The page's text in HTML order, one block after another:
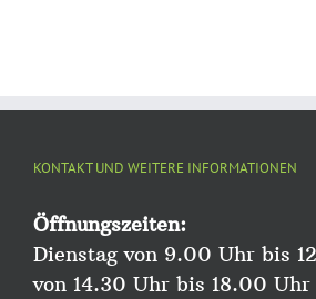
KONTAKT UND WEITERE INFORMATIONEN
Öffnungszeiten:
Dienstag von 9.00 Uhr bis
von 14.30 Uhr bis 18.00 Uhr